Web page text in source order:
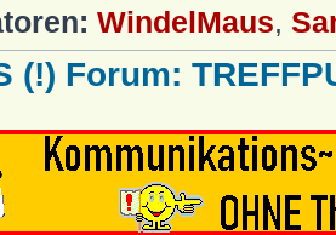
WindelMaus,
(!) Forum: